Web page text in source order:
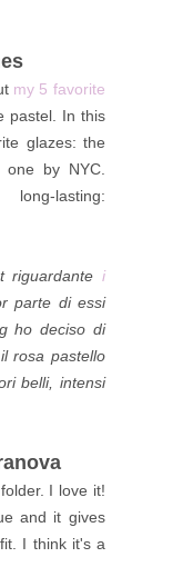
my 5 favorite
pastel. In this
glazes: the
by NYC.
lasting:
riguardante i
parte di essi
ho deciso di
rosa pastello
belli, intensi
I love it!
and it gives
I think it's a